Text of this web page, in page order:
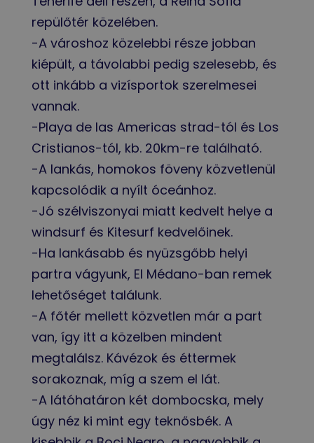
repülőtér közelében.
-A városhoz közelebbi része jobban
kiépült, a távolabbi pedig szelesebb, és
ott inkább a vizísportok szerelmesei
vannak.
-Playa de las Americas strad-tól és Los
Cristianos-tól, kb. 20km-re található.
-A lankás, homokos föveny közvetlenül
kapcsolódik a nyílt óceánhoz.
-Jó szélviszonyai miatt kedvelt helye a
windsurf és Kitesurf kedvelőinek.
-Ha lankásabb és nyüzsgőbb helyi
partra vágyunk, El Médano-ban remek
lehetőséget találunk.
-A főtér mellett közvetlen már a part
van, így itt a közelben mindent
megtalálsz. Kávézok és éttermek
sorakoznak, míg a szem el lát.
-A látóhatáron két dombocska, mely
úgy néz ki mint egy teknősbék. A